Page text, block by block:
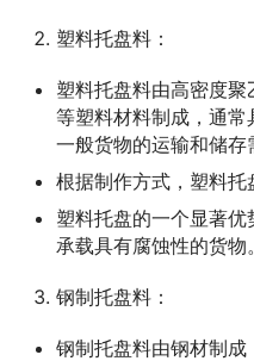
塑料托盘料：
塑料托盘料由高密度聚
等塑料材料制成，通
一般货物的运输和储存
根据制作方式，塑料托
塑料托盘的一个显著
承载具有腐蚀性的货物。
钢制托盘料：
钢制托盘料由钢材制